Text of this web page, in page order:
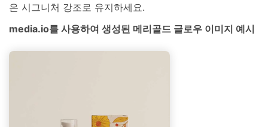
은 시그니처 강조로 유지하세요.
media.io를 사용하여 생성된 메리골드 글로우 이미지 예시